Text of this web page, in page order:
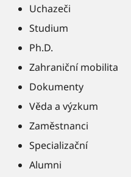
Uchazeči
Studium
Ph.D.
Zahraniční mobilita
Dokumenty
Věda a výzkum
Zaměstnanci
Specializační
Alumni